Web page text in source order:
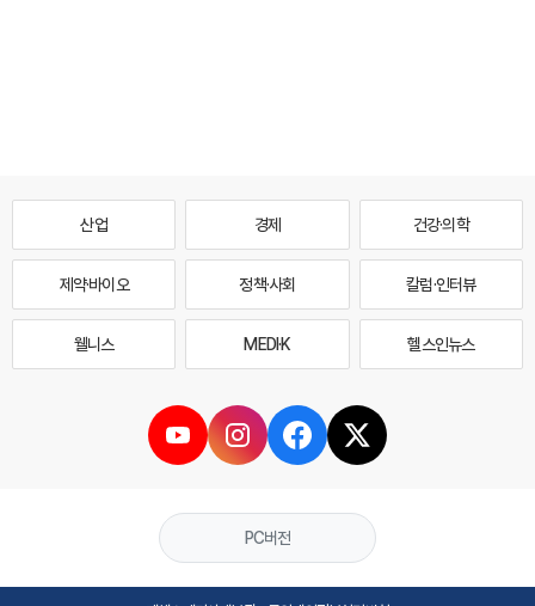
산업 경제 건강·의학
제약·바이오 정책·사회 칼럼·인터뷰
웰니스 MEDI·K 헬스인뉴스
PC버전